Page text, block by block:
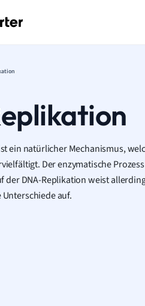
ein natürlicher Mechanismus,
Der enzymatische
der DNA-Replikation weist
auf.